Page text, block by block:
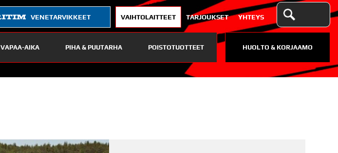
VENETARVIKKEET VAIHTOLAITTEET TARJOUKSET YHTEYS
VAPAA-AIKA PIHA & PUUTARHA POISTOTUOTTEET HUOLTO & KORJAAMO